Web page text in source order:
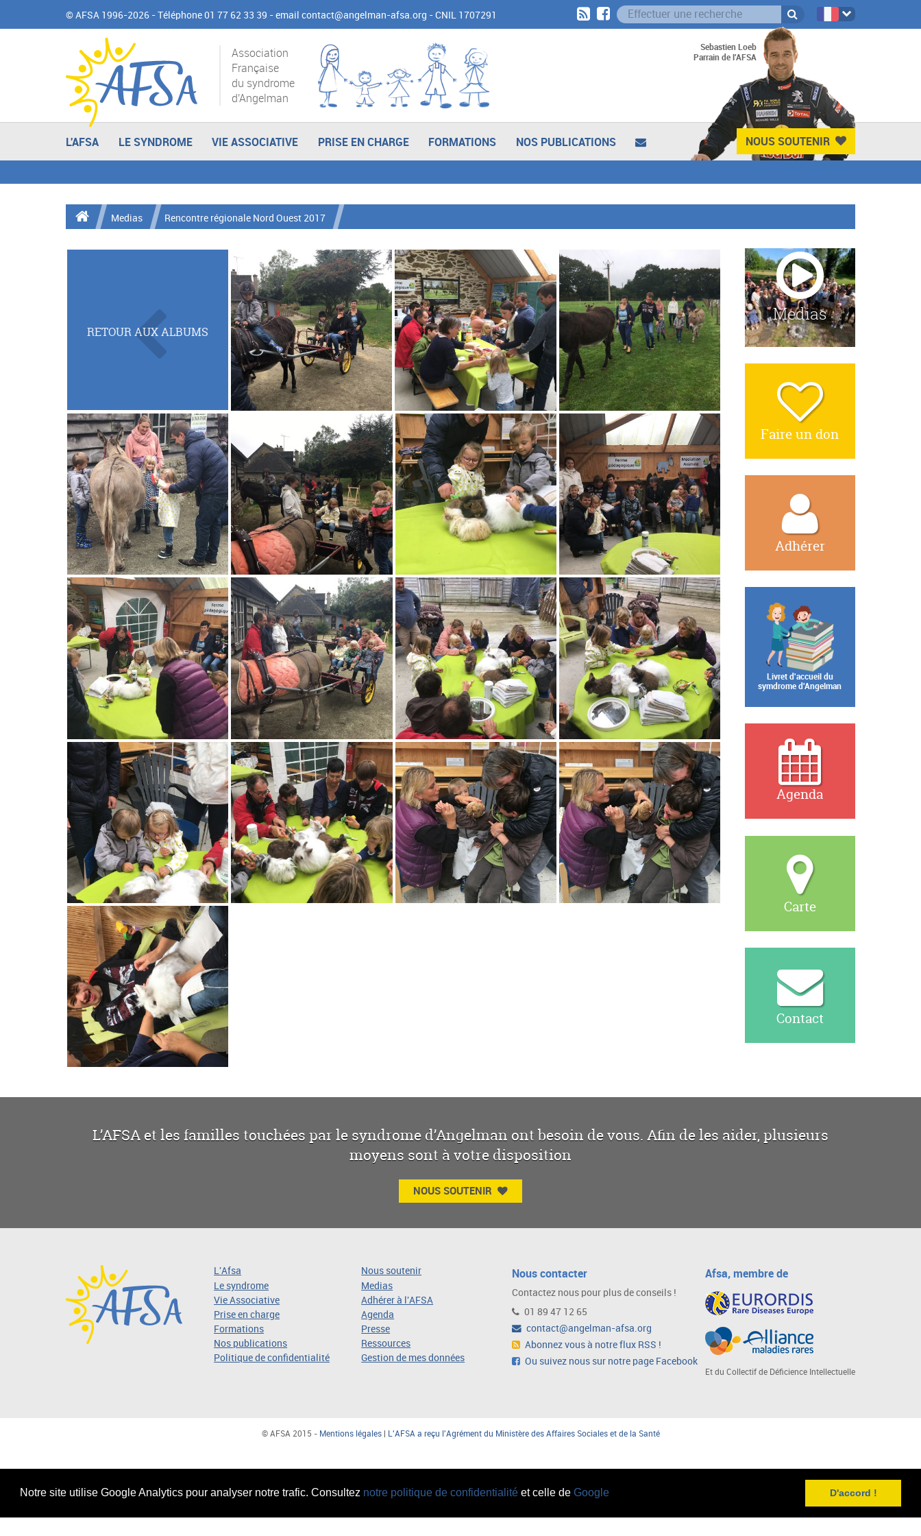
Notre site utilise Google Analytics pour analyser notre trafic. Consultez notre politique de confidentialitéet celle de Google D'accord !
© AFSA 1996-2026 - Téléphone 01 77 62 33 39 -email contact@angelman-afsa.org - CNIL 1707291
Association
Française
du syndrome
d'Angelman
L'AFSA LE SYNDROME VIE ASSOCIATIVE PRISE EN CHARGE FORMATIONS NOS PUBLICATIONS NOUS SOUTENIR
Sebastien Loeb
Parrain de l'AFSA
Medias Rencontre régionale Nord Ouest 2017
Medias
Faire un don
Adhérer
Livret d'accueil du
symdrome d'Angelman
Agenda
Carte
Contact
RETOUR AUX ALBUMS
L’AFSA et les familles touchées par le syndrome d’Angelman ont besoin de vous. Afin de les aider, plusieurs
moyens sont à votre disposition
NOUS SOUTENIR
L'Afsa
Le syndrome
Vie Associative
Prise en charge
Formations
Nos publications
Politique de confidentialité
Nous soutenir
Medias
Adhérer à l'AFSA
Agenda
Presse
Ressources
Gestion de mes données
Nous contacter
Contactez nous pour plus de conseils !
01 89 47 12 65
contact@angelman-afsa.org
Abonnez vous à notre flux RSS !
Ou suivez nous sur notre page Facebook
Afsa, membre de
Et du Collectif de Déficience Intellectuelle
© AFSA 2015 - Mentions légales| L'AFSA a reçu l'Agrément du Ministère des Affaires Sociales et de la Santé